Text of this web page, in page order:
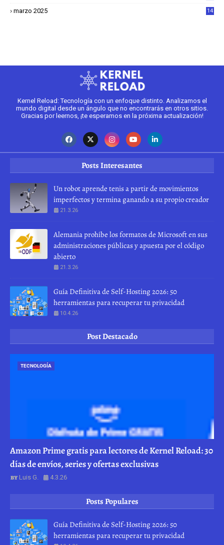
marzo 2025
14
Kernel Reload: Tecnología con un enfoque distinto. Analizamos el
mundo digital desde un ángulo que no encontrarás en otros sitios.
Gracias por leernos, ¡te esperamos en la próxima actualización!
Posts Interesantes
Un robot aprende tenis a partir de movimientos
imperfectos y termina ganando a su propio creador
21.3.26
Alemania prohíbe los formatos de Microsoft en sus
administraciones públicas y apuesta por el código
abierto
21.3.26
Guía Definitiva de Self-Hosting 2026: 50
herramientas para recuperar tu privacidad
10.4.26
Post Destacado
TECNOLOGÍA
Amazon Prime gratis para lectores de Kernel Reload: 30
días de envíos, series y ofertas exclusivas
Luis G. 4.3.26
Posts Populares
Guía Definitiva de Self-Hosting 2026: 50
herramientas para recuperar tu privacidad